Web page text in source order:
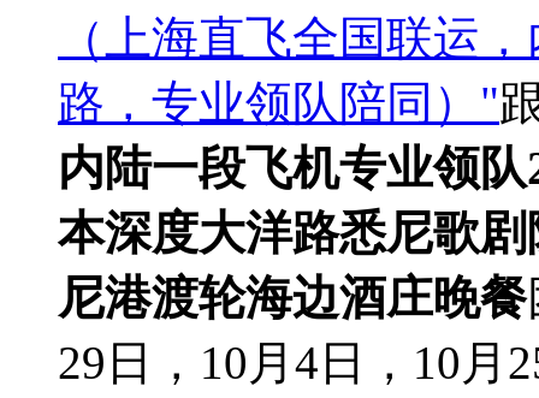
（上海直飞全国联运
路，专业领队陪同）"
内陆一段飞机专业领队
本深度大洋路悉尼歌
尼港渡轮海边酒庄晚餐
29日，10月4日，10月